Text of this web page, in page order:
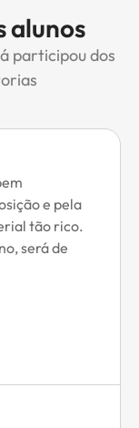
alunos
participou dos
e pela
tão rico.
será de